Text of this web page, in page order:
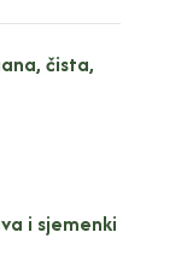
čista,
i sjemenki